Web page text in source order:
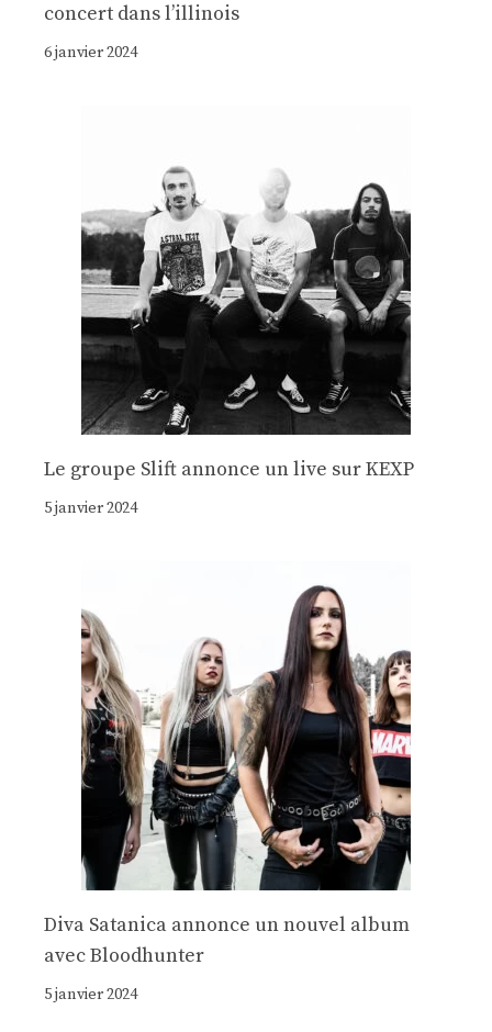
concert dans l’illinois
6 janvier 2024
Le groupe Slift annonce un live sur KEXP
5 janvier 2024
Diva Satanica annonce un nouvel album
avec Bloodhunter
5 janvier 2024